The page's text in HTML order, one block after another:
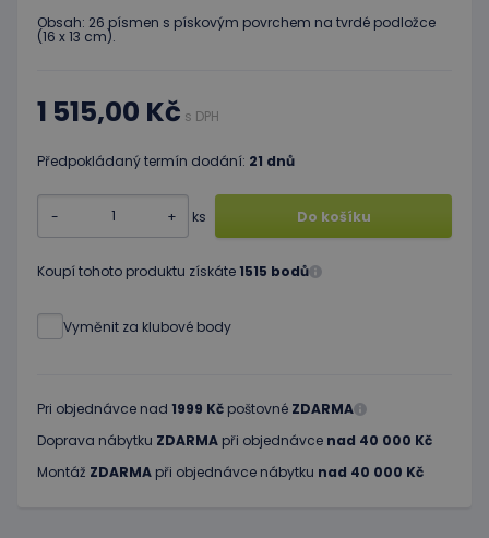
Obsah: 26 písmen s pískovým povrchem na tvrdé podložce
(16 x 13 cm).
1 515,00 Kč s DPH
Předpokládaný termín dodání: 21 dnů
- + ks Do košíku
Koupí tohoto produktu získáte1515 bodů
Vyměnit za klubové body
Pri objednávce nad 1999 Kč poštovné ZDARMA
Doprava nábytku ZDARMA při objednávce nad 40 000 Kč
Montáž ZDARMA při objednávce nábytku nad 40 000 Kč